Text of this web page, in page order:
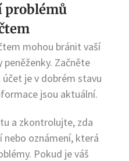
problémů
mohou bránit vaší
Začněte
je v dobrém stavu
jsou aktuální.
a zkontrolujte, zda
nebo oznámení, která
Pokud je váš